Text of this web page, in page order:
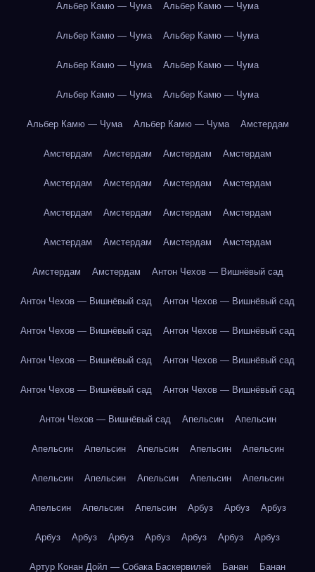
Альбер Камю — Чума Альбер Камю — Чума
Альбер Камю — Чума Альбер Камю — Чума
Альбер Камю — Чума Альбер Камю — Чума
Альбер Камю — Чума Альбер Камю — Чума
Альбер Камю — Чума Альбер Камю — Чума Амстердам
Амстердам Амстердам Амстердам Амстердам
Амстердам Амстердам Амстердам Амстердам
Амстердам Амстердам Амстердам Амстердам
Амстердам Амстердам Амстердам Амстердам
Амстердам Амстердам Антон Чехов — Вишнёвый сад
Антон Чехов — Вишнёвый сад Антон Чехов — Вишнёвый сад
Антон Чехов — Вишнёвый сад Антон Чехов — Вишнёвый сад
Антон Чехов — Вишнёвый сад Антон Чехов — Вишнёвый сад
Антон Чехов — Вишнёвый сад Антон Чехов — Вишнёвый сад
Антон Чехов — Вишнёвый сад Апельсин Апельсин
Апельсин Апельсин Апельсин Апельсин Апельсин
Апельсин Апельсин Апельсин Апельсин Апельсин
Апельсин Апельсин Апельсин Арбуз Арбуз Арбуз
Арбуз Арбуз Арбуз Арбуз Арбуз Арбуз Арбуз
Артур Конан Дойл — Собака Баскервилей Банан Банан